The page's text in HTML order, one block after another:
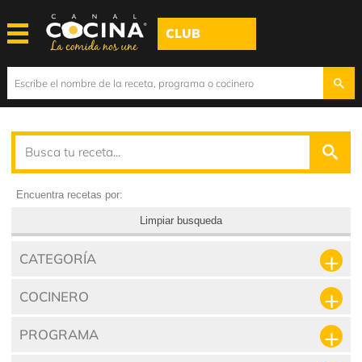
CLUB
Encuentra recetas por:
Limpiar busqueda
CATEGORÍA
COCINERO
PROGRAMA